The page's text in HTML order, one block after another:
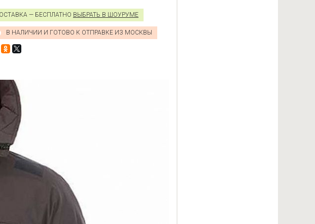
— БЕСПЛАТНО ВЫБРАТЬ В ШОУРУМЕ
В НАЛИЧИИ И ГОТОВО К ОТПРАВКЕ ИЗ МОСКВЫ